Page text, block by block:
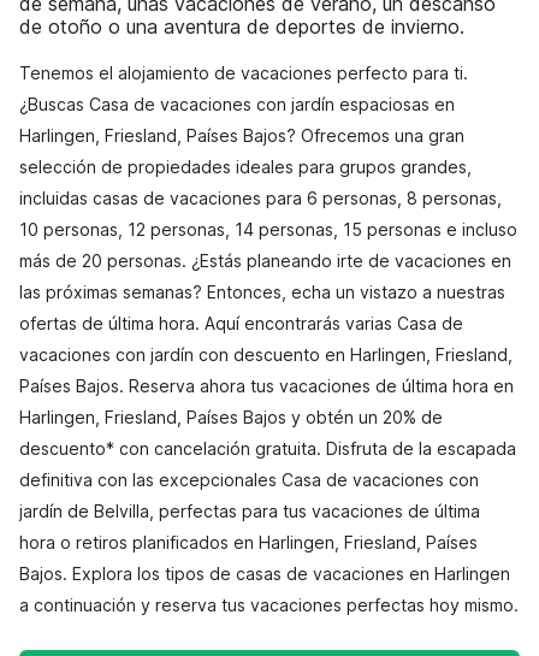
de otoño o una aventura de deportes de invierno.
Tenemos el alojamiento de vacaciones perfecto para ti.
¿Buscas Casa de vacaciones con jardín espaciosas en
Harlingen, Friesland, Países Bajos? Ofrecemos una gran
selección de propiedades ideales para grupos grandes,
incluidas casas de vacaciones para 6 personas, 8 personas,
10 personas, 12 personas, 14 personas, 15 personas e incluso
más de 20 personas. ¿Estás planeando irte de vacaciones en
las próximas semanas? Entonces, echa un vistazo a nuestras
ofertas de última hora. Aquí encontrarás varias Casa de
vacaciones con jardín con descuento en Harlingen, Friesland,
Países Bajos. Reserva ahora tus vacaciones de última hora en
Harlingen, Friesland, Países Bajos y obtén un 20% de
descuento* con cancelación gratuita. Disfruta de la escapada
definitiva con las excepcionales Casa de vacaciones con
jardín de Belvilla, perfectas para tus vacaciones de última
hora o retiros planificados en Harlingen, Friesland, Países
Bajos. Explora los tipos de casas de vacaciones en Harlingen
a continuación y reserva tus vacaciones perfectas hoy mismo.